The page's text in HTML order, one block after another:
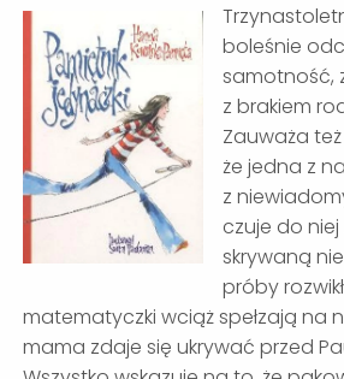
boleśnie
samotność,
z brakiem
Zauważa
że jedna z
z
czuje do
skrywaną
próby
matematyczki wciąż spełzają na
mama zdaje się ukrywać przed